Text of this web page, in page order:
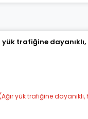
yük trafiğine